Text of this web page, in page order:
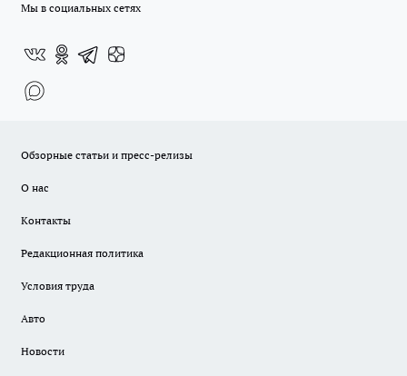
Мы в социальных сетях
Обзорные статьи и пресс-релизы
О нас
Контакты
Редакционная политика
Условия труда
Авто
Новости